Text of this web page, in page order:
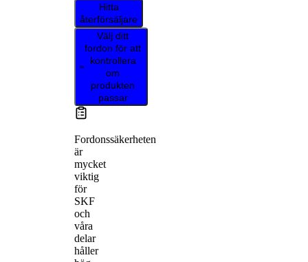
Hitta
återförsäljare
Välj ditt
fordon för att
kontrollera
om
produkten
passar
Fordonssäkerheten
är
mycket
viktig
för
SKF
och
våra
delar
håller